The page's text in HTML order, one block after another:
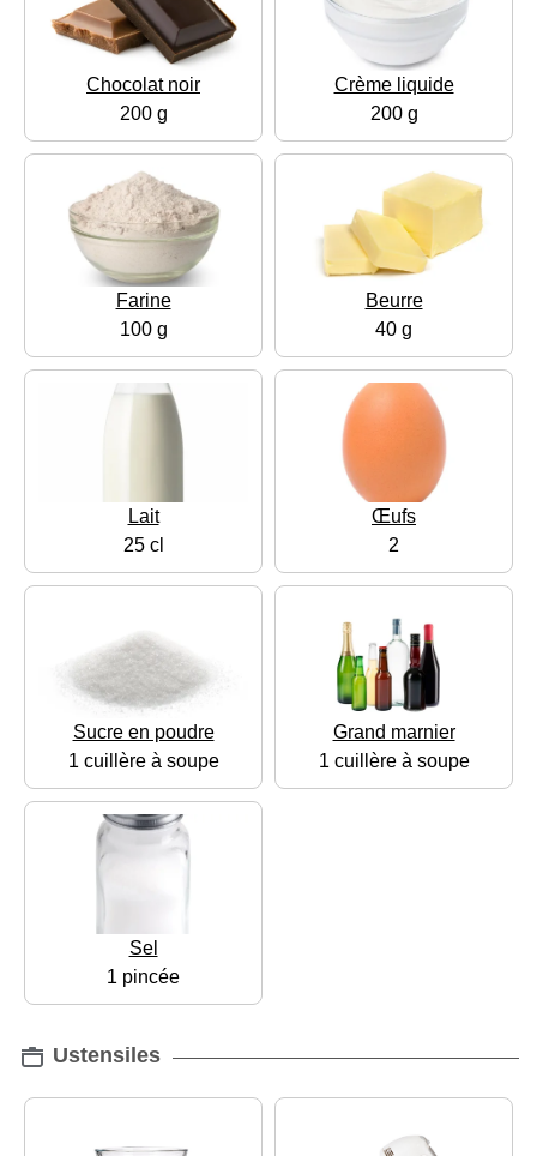
Chocolat noir
200 g
Crème liquide
200 g
Farine
100 g
Beurre
40 g
Lait
25 cl
Œufs
2
Sucre en poudre
1 cuillère à soupe
Grand marnier
1 cuillère à soupe
Sel
1 pincée
Ustensiles